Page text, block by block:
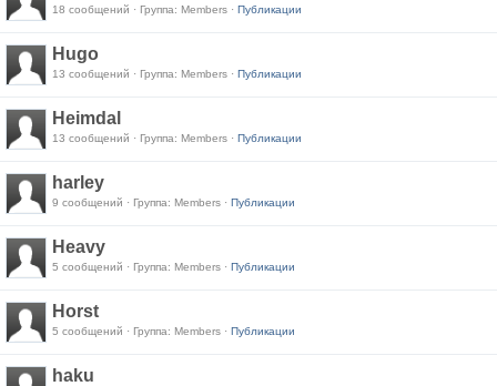
18 сообщений · Группа: Members · Публикации
Hugo
13 сообщений · Группа: Members · Публикации
Heimdal
13 сообщений · Группа: Members · Публикации
harley
9 сообщений · Группа: Members · Публикации
Heavy
5 сообщений · Группа: Members · Публикации
Horst
5 сообщений · Группа: Members · Публикации
haku